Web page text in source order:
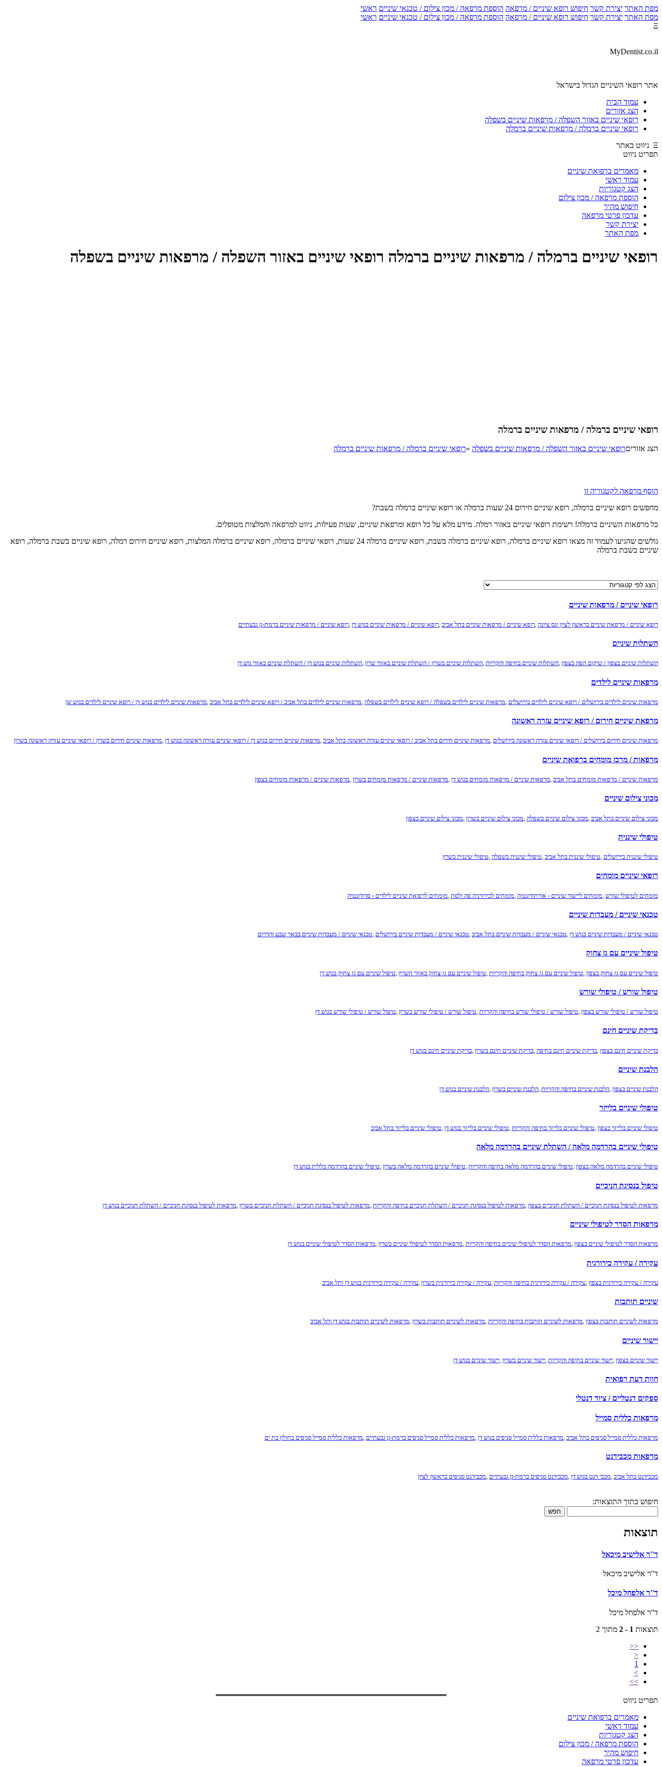
מפת האתר יצירת קשר חיפוש רופא שיניים / מרפאה הוספת מרפאה / מכון צילום / טכנאי שיניים ראשי
מפת האתר יצירת קשר חיפוש רופא שיניים / מרפאה הוספת מרפאה / מכון צילום / טכנאי שיניים ראשי
Ξ
MyDentist.co.il
אתר רופאי השיניים הגדול בישראל
עמוד הבית
הצג אזורים
רופאי שיניים באזור השפלה / מרפאות שיניים בשפלה
רופאי שיניים ברמלה / מרפאות שיניים ברמלה
Ξ ניווט באתר
תפריט ניווט
מאמרים ברפואת שיניים
עמוד ראשי
הצג קטגוריות
הוספת מרפאה / מכון צילום
חיפוש מהיר
עדכון פרטי מרפאה
יצירת קשר
מפת האתר
רופאי שיניים ברמלה / מרפאות שיניים ברמלה רופאי שיניים באזור השפלה / מרפאות שיניים בשפלה
רופאי שיניים ברמלה / מרפאות שיניים ברמלה
הצג אזוריםרופאי שיניים באזור השפלה / מרפאות שיניים בשפלה »רופאי שיניים ברמלה / מרפאות שיניים ברמלה
הוסף מרפאה לקטגוריה זו
מחפשים רופא שיניים ברמלה, רופא שיניים חירום 24 שעות ברמלה או רופא שיניים ברמלה בשבת?
כל מרפאות השיניים ברמלה! רשימת רופאי שיניים באזור רמלה. מידע מלא על כל רופא ומרפאת שיניים, שעות פעילות, ניווט למרפאה והמלצות מטופלים.
גולשים שהגיעו לעמוד זה מצאו רופא שיניים ברמלה, רופא שיניים ברמלה בשבת, רופא שיניים ברמלה 24 שעות, רופאי שיניים ברמלה, רופא שיניים ברמלה המלצות, רופא שיניים חירום רמלה, רופא שיניים בשבת ברמלה, רופא
שיניים בשבת ברמלה
רופאי שיניים / מרפאות שיניים
רופא שיניים / מרפאת שיניים בראשון לציון ונס ציונה רופא שיניים / מרפאות שיניים בתל אביב רופא שיניים / מרפאות שיניים בגוש דן רופא שיניים / מרפאות שיניים ברמת-גן גבעתיים
השתלות שיניים
השתלות שיניים בצפון / שיקום הפה בצפון ,השתלות שיניים בחיפה והקריות ,השתלות שיניים בשרון / השתלת שיניים באזור שרון ,השתלות שיניים בגוש דן / השתלת שיניים באזור גוש דן
מרפאות שיניים לילדים
מרפאות שיניים לילדים בירושלים / רופא שיניים לילדים בירושלים מרפאות שיניים לילדים בשפלה / רופא שיניים לילדים בשפלה מרפאות שיניים לילדים בתל אביב / רופא שיניים לילדים בתל אביב מרפאות שיניים לילדים בגוש דן / רופא שיניים לילדים בגוש שן
מרפאת שיניים חירום / רופא שיניים עזרה ראשונה
מרפאות שיניים חירום בירושלים / רופאי שיניים עזרה ראשונה בירושלים ,מרפאות שיניים חירום בתל אביב / רופאי שיניים עזרה ראשונה בתל אביב ,מרפאות שיניים חירום בגוש דן / רופאי שיניים עזרה ראשונה בגוש דן ,מרפאות שיניים חירום בשרון / רופאי שיניים עזרה ראשונה בשרון
מרפאות / מרכז מומחים ברפואת שיניים
מרפאות שיניים / מרפאות מומחים בתל אביב מרפאות שיניים / מרפאות מומחים בגוש דן מרפאות שיניים / מרפאות מומחים בשרון מרפאות שיניים / מרפאות מומחים בצפון
מכוני צילום שיניים
מכוני צילום שיניים בתל אביב מכוני צילום שיניים בשפלה מכוני צילום שיניים בשרון מכוני צילום שיניים בצפון
טיפולי שיננית
טיפולי שיננית בירושלים ,טיפולי שיננית בתל אביב ,טיפולי שיננית בשפלה ,טיפולי שיננית בשרון
רופאי שיניים מומחים
מומחים לטיפולי שורש מומחים ליישור שיניים - אורתודונטיה מומחים לכירורגיה פה ולסת מומחים לרפואת שיניים לילדים - פדודונטיה
טכנאי שיניים / מעבדות שיניים
טכנאי שיניים / מעבדות שיניים בגוש דן ,טכנאי שיניים / מעבדות שיניים בתל אביב ,טכנאי שיניים / מעבדות שיניים בירושלים ,טכנאי שיניים / מעבדות שיניים בבאר שבע והדרום
טיפול שיניים עם גז צחוק
טיפול שיניים עם גז צחוק בצפון טיפול שיניים עם גז צחוק בחיפה והקריות טיפול שיניים עם גז צחוק באזור השרון טיפול שיניים עם גז צחוק בגוש דן
טיפול שורש / טיפולי שורש
טיפול שורש / טיפולי שורש בצפון ,טיפול שורש / טיפולי שורש בחיפה והקריות ,טיפול שורש / טיפולי שורש בשרון ,טיפול שורש / טיפולי שורש בגוש דן
בדיקת שיניים חינם
בדיקת שיניים חינם בצפון בדיקת שיניים חינם בחיפה בדיקת שיניים חינם בשרון בדיקת שיניים חינם בגוש דן
הלבנת שיניים
הלבנת שיניים בצפון ,הלבנת שיניים בחיפה והקריות ,הלבנת שיניים בשרון ,הלבנת שיניים בגוש דן
טיפולי שיניים בלייזר
טיפולי שיניים בלייזר בצפון טיפולי שיניים בלייזר בחיפה והקריות טיפולי שיניים בלייזר בגוש דן טיפולי שיניים בלייזר בתל אביב
טיפולי שיניים בהרדמה מלאה / השתלת שיניים בהרדמה מלאה
טיפולי שיניים בהרדמה מלאה בצפון ,טיפולי שיניים בהרדמה מלאה בחיפה והקריות ,טיפולי שיניים בהרדמה מלאה בשרון ,טיפולי שיניים בהרדמה כללית בגוש דן
טיפול בנסיגת חניכיים
מרפאות לטיפול בנסיגת חניכיים / השתלת חניכיים בצפון מרפאות לטיפול בנסיגת חניכיים / השתלת חניכיים בחיפה והקריות מרפאות לטיפול בנסיגת חניכיים / השתלת חניכיים בשרון מרפאות לטיפול בנסיגת חניכיים / השתלת חניכיים בגוש דן
מרפאות הסדר לטיפולי שיניים
מרפאות הסדר לטיפולי שיניים בצפון ,מרפאות הסדר לטיפולי שיניים בחיפה והקריות ,מרפאות הסדר לטיפולי שיניים בשרון ,מרפאות הסדר לטיפולי שיניים בגוש דן
עקירה / עקירה כירורגית
עקירה / עקירה כירורגית בצפון עקירה / עקירה כירורגית בחיפה והקריות עקירה / עקירה כירורגית בשרון עקירה / עקירה כירורגית בגוש דן ותל אביב
שיניים תותבות
מרפאות לשיניים תותבות בצפון ,מרפאות לשיניים תותבות בחיפה והקריות ,מרפאות לשיניים תותבות בשרון ,מרפאות לשיניים תותבות בגוש דן ותל אביב
יישור שיניים
יישור שיניים בצפון יישור שיניים בחיפה והקריות יישור שיניים בשרון יישור שיניים בגוש דן
חוות דעת רפואית
ספקים דנטליים / ציוד דנטלי
מרפאות כללית סמייל
מרפאות כללית סמייל סניפים בתל אביב ,מרפאות כללית סמייל סניפים בגוש דן ,מרפאות כללית סמייל סניפים ברמת-גן גבעתיים ,מרפאות כללית סמייל סניפים בחולון בת ים
מרפאות מכבידנט
מכבידנט בתל אביב מכבי דנט בגוש דן מכבידנט סניפים ברמת-גן גבעתיים מכבידנט סניפים בראשון לציון
חיפוש בתוך התוצאות:
חפש
תוצאות
ד''ר אלישיב מיכאל
ד''ר אלישיב מיכאל
ד''ר אלפחל מיכל
ד''ר אלפחל מיכל
תוצאות 1 - 2
מתוך 2
<<
<
1
>
>>
תפריט ניווט
מאמרים ברפואת שיניים
עמוד ראשי
הצג קטגוריות
הוספת מרפאה / מכון צילום
חיפוש מהיר
עדכון פרטי מרפאה